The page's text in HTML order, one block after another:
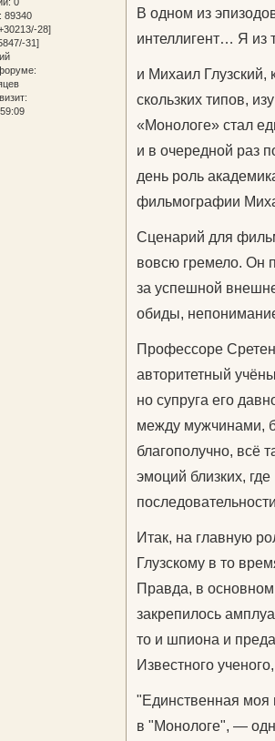
89340
28]
31]
В одном из
интеллигент… Я из
и Михаил Глузский,
скользких типов,
«Монологе» стал
и в очередной раз
день роль
фильмографии
Сценарий для
вовсю гремело. Он
за успешной
обиды,
Профессоре
авторитетный
но супруга его
между мужчинами,
благополучно, всё
эмоций близких,
Итак, на главную
Глузскому в то
Правда, в
закрепилось
то и шпиона и
Известного
"Единственная
в "Монологе", —